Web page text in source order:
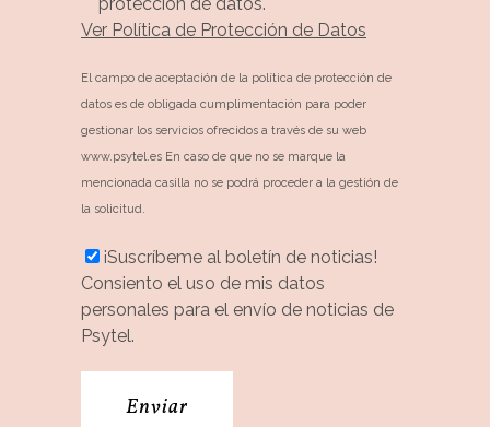
Ver Política de Protección de Datos
El campo de aceptación de la política de protección de
datos es de obligada cumplimentación para poder
gestionar los servicios ofrecidos a través de su web
www.psytel.es En caso de que no se marque la
mencionada casilla no se podrá proceder a la gestión de
la solicitud.
¡Suscríbeme al boletín de noticias!
Consiento el uso de mis datos
personales para el envío de noticias de
Psytel.